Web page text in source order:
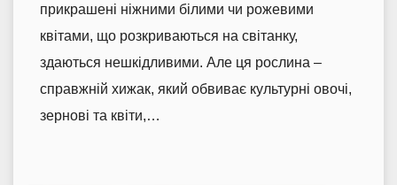
прикрашені ніжними білими чи рожевими
квітами, що розкриваються на світанку,
здаються нешкідливими. Але ця рослина –
справжній хижак, який обвиває культурні овочі,
зернові та квіти,…